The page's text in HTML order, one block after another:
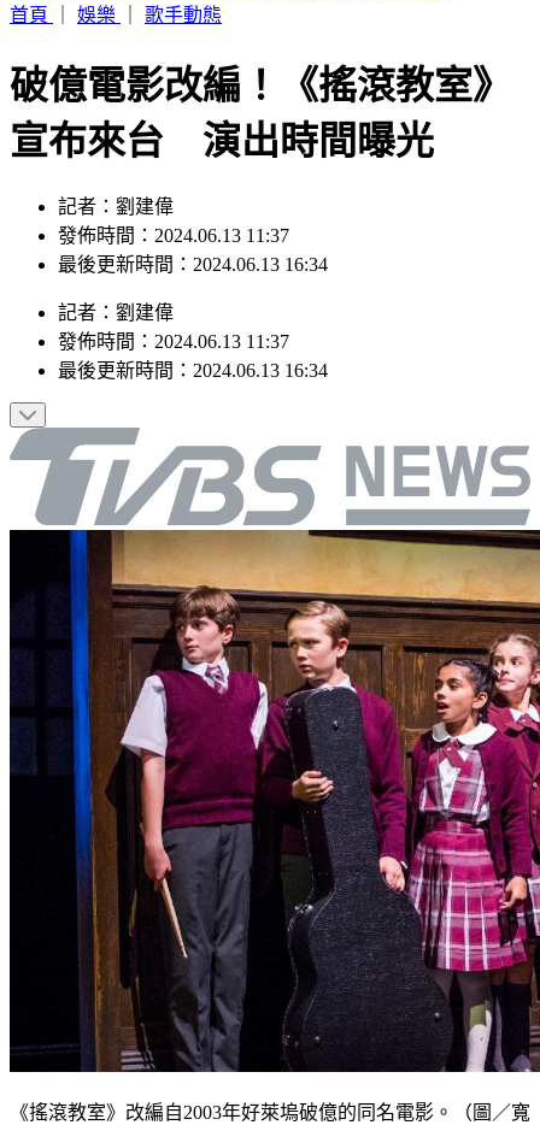
責
破億電影改編！《搖滾教室》
宣布來台 演出時間曝光
記者：劉建偉
發佈時間：2024.06.13 11:37
記者：劉建偉
發佈時間：2024.06.13 11:37